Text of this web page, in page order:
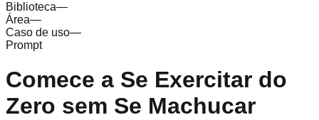
Biblioteca—
Área—
Caso de uso—
Prompt
Comece a Se Exercitar do
Zero sem Se Machucar